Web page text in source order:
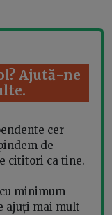
Ajută-ne
cer
de
cititori ca tine.
minimum
ajuți mai mult